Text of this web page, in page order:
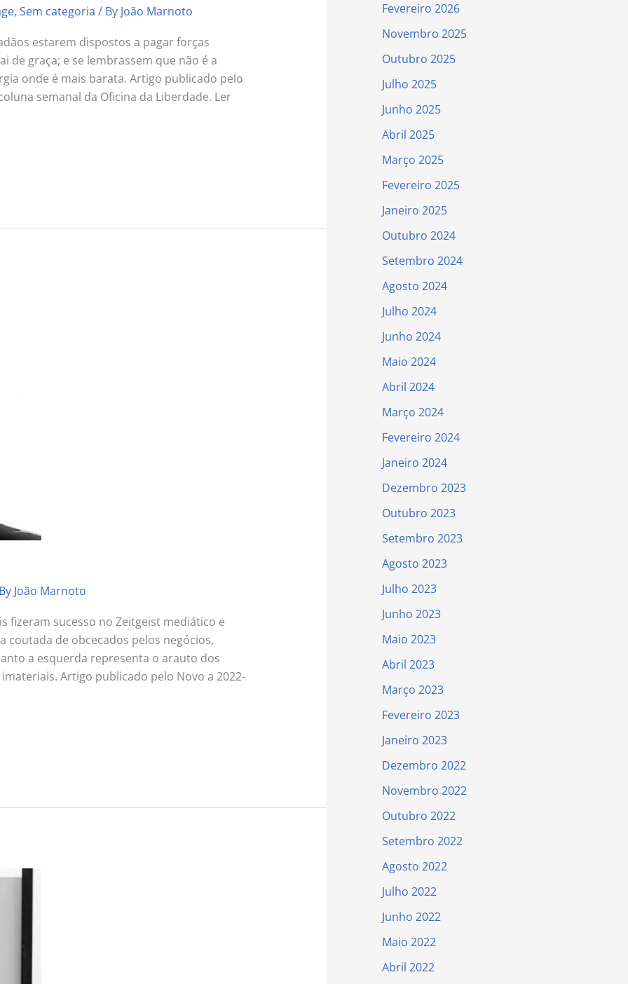
, Sem categoria / By João Marnoto
estarem dispostos a pagar forças
de graça; e se lembrassem que não é a
onde é mais barata. Artigo publicado pelo
semanal da Oficina da Liberdade. Ler
João Marnoto
fizeram sucesso no Zeitgeist mediático e
coutada de obcecados pelos negócios,
a esquerda representa o arauto dos
Artigo publicado pelo Novo a 2022-
Fevereiro 2026
Novembro 2025
Outubro 2025
Julho 2025
Junho 2025
Abril 2025
Março 2025
Fevereiro 2025
Janeiro 2025
Outubro 2024
Setembro 2024
Agosto 2024
Julho 2024
Junho 2024
Maio 2024
Abril 2024
Março 2024
Fevereiro 2024
Janeiro 2024
Dezembro 2023
Outubro 2023
Setembro 2023
Agosto 2023
Julho 2023
Junho 2023
Maio 2023
Abril 2023
Março 2023
Fevereiro 2023
Janeiro 2023
Dezembro 2022
Novembro 2022
Outubro 2022
Setembro 2022
Agosto 2022
Julho 2022
Junho 2022
Maio 2022
Abril 2022